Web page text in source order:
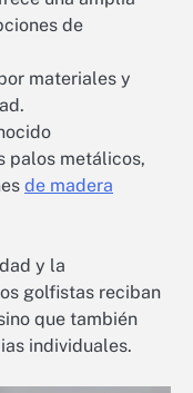
de
materiales y
palos metálicos,
de madera
y la
golfistas reciban
que también
individuales.